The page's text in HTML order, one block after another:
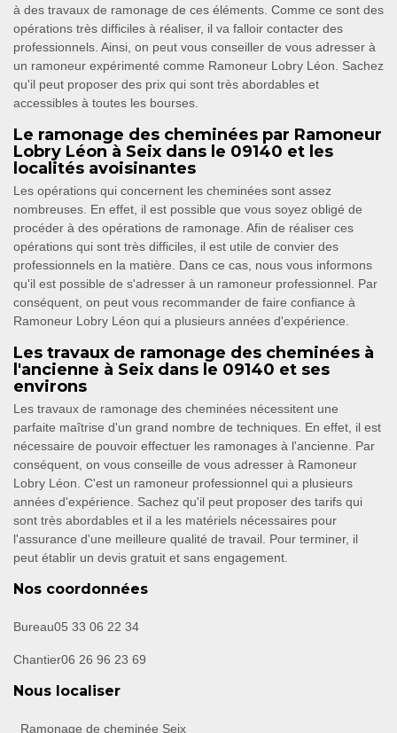
à des travaux de ramonage de ces éléments. Comme ce sont des
opérations très difficiles à réaliser, il va falloir contacter des
professionnels. Ainsi, on peut vous conseiller de vous adresser à
un ramoneur expérimenté comme Ramoneur Lobry Léon. Sachez
qu'il peut proposer des prix qui sont très abordables et
accessibles à toutes les bourses.
Le ramonage des cheminées par Ramoneur
Lobry Léon à Seix dans le 09140 et les
localités avoisinantes
Les opérations qui concernent les cheminées sont assez
nombreuses. En effet, il est possible que vous soyez obligé de
procéder à des opérations de ramonage. Afin de réaliser ces
opérations qui sont très difficiles, il est utile de convier des
professionnels en la matière. Dans ce cas, nous vous informons
qu'il est possible de s'adresser à un ramoneur professionnel. Par
conséquent, on peut vous recommander de faire confiance à
Ramoneur Lobry Léon qui a plusieurs années d'expérience.
Les travaux de ramonage des cheminées à
l'ancienne à Seix dans le 09140 et ses
environs
Les travaux de ramonage des cheminées nécessitent une
parfaite maîtrise d'un grand nombre de techniques. En effet, il est
nécessaire de pouvoir effectuer les ramonages à l'ancienne. Par
conséquent, on vous conseille de vous adresser à Ramoneur
Lobry Léon. C'est un ramoneur professionnel qui a plusieurs
années d'expérience. Sachez qu'il peut proposer des tarifs qui
sont très abordables et il a les matériels nécessaires pour
l'assurance d'une meilleure qualité de travail. Pour terminer, il
peut établir un devis gratuit et sans engagement.
Nos coordonnées
Bureau05 33 06 22 34
Chantier06 26 96 23 69
Nous localiser
Ramonage de cheminée Seix